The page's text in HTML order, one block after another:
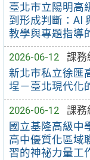
臺北市立陽明高
到形成判斷：AI
教學與專題指導
2026-06-12
課務
新北市私立徐匯
埕－臺北現代化
2026-06-12
課務
國立基隆高級中
高中優質化區域
習的神祕力量工